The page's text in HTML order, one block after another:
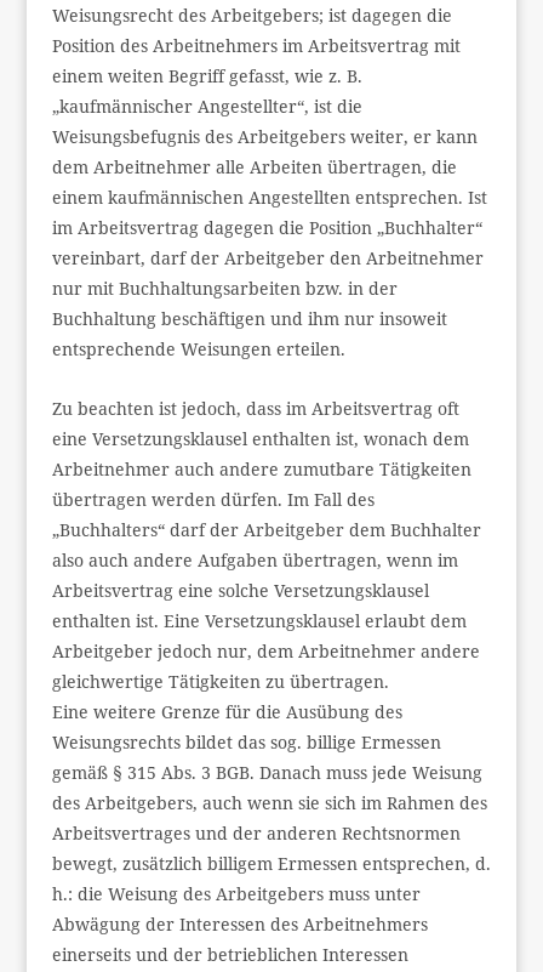
Weisungsrecht des Arbeitgebers; ist dagegen die
Position des Arbeitnehmers im Arbeitsvertrag mit
einem weiten Begriff gefasst, wie z. B.
„kaufmännischer Angestellter“, ist die
Weisungsbefugnis des Arbeitgebers weiter, er kann
dem Arbeitnehmer alle Arbeiten übertragen, die
einem kaufmännischen Angestellten entsprechen. Ist
im Arbeitsvertrag dagegen die Position „Buchhalter“
vereinbart, darf der Arbeitgeber den Arbeitnehmer
nur mit Buchhaltungsarbeiten bzw. in der
Buchhaltung beschäftigen und ihm nur insoweit
entsprechende Weisungen erteilen.
Zu beachten ist jedoch, dass im Arbeitsvertrag oft
eine Versetzungsklausel enthalten ist, wonach dem
Arbeitnehmer auch andere zumutbare Tätigkeiten
übertragen werden dürfen. Im Fall des
„Buchhalters“ darf der Arbeitgeber dem Buchhalter
also auch andere Aufgaben übertragen, wenn im
Arbeitsvertrag eine solche Versetzungsklausel
enthalten ist. Eine Versetzungsklausel erlaubt dem
Arbeitgeber jedoch nur, dem Arbeitnehmer andere
gleichwertige Tätigkeiten zu übertragen.
Eine weitere Grenze für die Ausübung des
Weisungsrechts bildet das sog. billige Ermessen
gemäß § 315 Abs. 3 BGB. Danach muss jede Weisung
des Arbeitgebers, auch wenn sie sich im Rahmen des
Arbeitsvertrages und der anderen Rechtsnormen
bewegt, zusätzlich billigem Ermessen entsprechen, d.
h.: die Weisung des Arbeitgebers muss unter
Abwägung der Interessen des Arbeitnehmers
einerseits und der betrieblichen Interessen